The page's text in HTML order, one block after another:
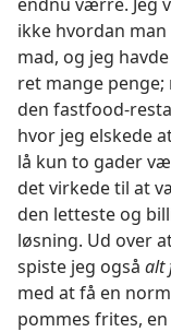
ikke hvordan man
mad, og jeg
ret mange penge;
den fastfood-
hvor jeg elskede
lå kun to gader
det virkede til at
den letteste og
løsning. Ud over
spiste jeg også alt
med at få en
pommes frites, en